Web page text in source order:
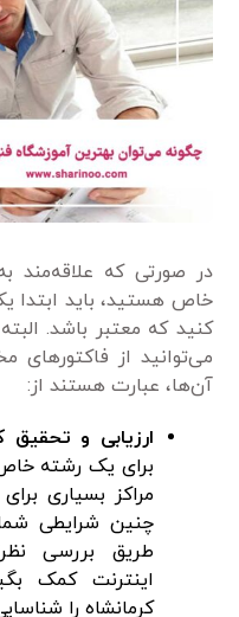
در صورتی که علاقه‌مند
خاص هستید، باید ابتدا
کنید که معتبر باشد.
می‌توانید از
آن‌ها، عبارت هستند از:
ارزیابی و تحقیق
برای یک رشته
مراکز بسیاری
چنین شرایطی شما
طریق بررسی
اینترنت کمک
کرمانشاه را